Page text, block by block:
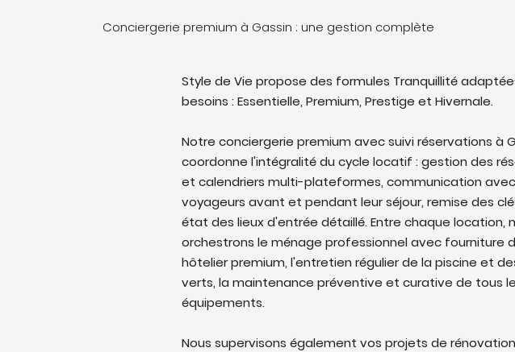
Conciergerie premium à Gassin : une gestion complète
Style de Vie propose des formules Tranquillité
besoins : Essentielle, Premium, Prestige et Hivernale.
Notre conciergerie premium avec suivi réservations à
coordonne l'intégralité du cycle locatif : gestion des
et calendriers multi-plateformes, communication
voyageurs avant et pendant leur séjour, remise des
état des lieux d'entrée détaillé. Entre chaque location,
orchestrons le ménage professionnel avec fourniture
hôtelier premium, l'entretien régulier de la piscine et
verts, la maintenance préventive et curative de tous
équipements.
Nous supervisons également vos projets de